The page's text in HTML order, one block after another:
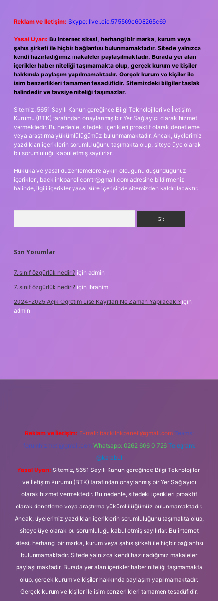
Reklam ve İletişim: Skype: live:.cid.575569c608265c69
Yasal Uyarı: Bu internet sitesi, herhangi bir marka, kurum veya
şahıs şirketi ile hiçbir bağlantısı bulunmamaktadır. Sitede yalnızca
kendi hazırladığımız makaleler paylaşılmaktadır. Burada yer alan
içerikler haber niteliği taşımamakta olup, gerçek kurum ve kişiler
hakkında paylaşım yapılmamaktadır. Gerçek kurum ve kişiler ile
isim benzerlikleri tamamen tesadüfidir. Sitemizdeki bilgiler taslak
halindedir ve tavsiye niteliği taşımazlar.
Sitemiz, 5651 Sayılı Kanun gereğince Bilgi Teknolojileri ve İletişim
Kurumu (BTK) tarafından onaylanmış bir Yer Sağlayıcı olarak hizmet
vermektedir. Bu nedenle, sitedeki içerikleri proaktif olarak denetleme
veya araştırma yükümlülüğümüz bulunmamaktadır. Ancak, üyelerimiz
yazdıkları içeriklerin sorumluluğunu taşımakta olup, siteye üye olarak
bu sorumluluğu kabul etmiş sayılırlar.
Hukuka ve yasal düzenlemelere aykırı olduğunu düşündüğünüz
içerikleri, backlinkpanelicomtr@gmail.com adresine bildirmeniz
halinde, ilgili içerikler yasal süre içerisinde sitemizden kaldırılacaktır.
Son Yorumlar
7. sınıf özgürlük nedir ? için admin
7. sınıf özgürlük nedir ? için İbrahim
2024-2025 Açık Öğretim Lise Kayıtları Ne Zaman Yapılacak ? için
admin
Reklam ve İletişim: E-mail: backlinkpaneli@gmail.com Teams:
forumhizmeti@gmail.com Whatsapp: 0262 606 0 726 Telegram:
@karabul
Yasal Uyarı: Sitemiz, 5651 Sayılı Kanun gereğince Bilgi Teknolojileri
ve İletişim Kurumu (BTK) tarafından onaylanmış bir Yer Sağlayıcı
olarak hizmet vermektedir. Bu nedenle, sitedeki içerikleri proaktif
olarak denetleme veya araştırma yükümlülüğümüz bulunmamaktadır.
Ancak, üyelerimiz yazdıkları içeriklerin sorumluluğunu taşımakta olup,
siteye üye olarak bu sorumluluğu kabul etmiş sayılırlar. Bu internet
sitesi, herhangi bir marka, kurum veya şahıs şirketi ile hiçbir bağlantısı
bulunmamaktadır. Sitede yalnızca kendi hazırladığımız makaleler
paylaşılmaktadır. Burada yer alan içerikler haber niteliği taşımamakta
olup, gerçek kurum ve kişiler hakkında paylaşım yapılmamaktadır.
Gerçek kurum ve kişiler ile isim benzerlikleri tamamen tesadüfidir.